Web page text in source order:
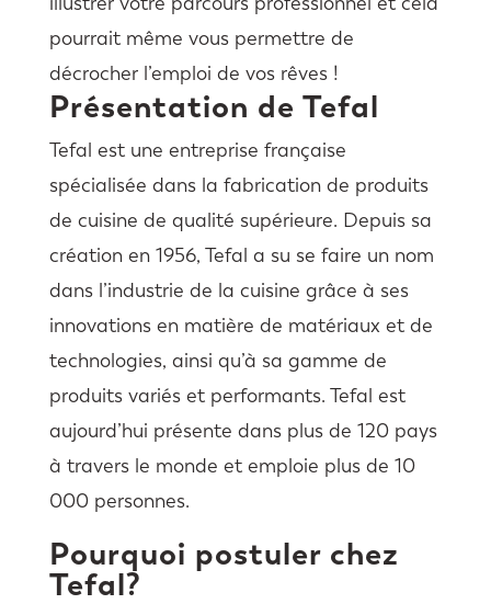
pourrait même vous permettre de
décrocher l’emploi de vos rêves !
Présentation de Tefal
Tefal est une entreprise française
spécialisée dans la fabrication de produits
de cuisine de qualité supérieure. Depuis sa
création en 1956, Tefal a su se faire un nom
dans l’industrie de la cuisine grâce à ses
innovations en matière de matériaux et de
technologies, ainsi qu’à sa gamme de
produits variés et performants. Tefal est
aujourd’hui présente dans plus de 120 pays
à travers le monde et emploie plus de 10
000 personnes.
Pourquoi postuler chez
Tefal?